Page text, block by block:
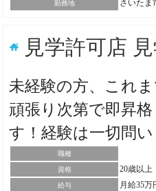
勤務地 さいたま
見学許可店
未経験の方、これ
頑張り次第で即昇
す！経験は一切問
職種
資格 20歳以
給与 月給35万